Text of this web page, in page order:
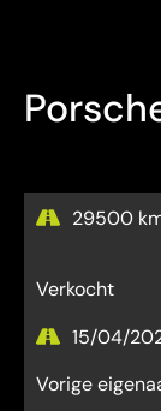
29500
Verkocht
15/04/
Vorige